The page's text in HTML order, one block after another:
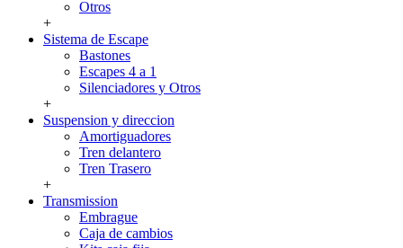
Otros
+
Sistema de Escape
Bastones
Escapes 4 a 1
Silenciadores y Otros
+
Suspension y direccion
Amortiguadores
Tren delantero
Tren Trasero
+
Transmission
Embrague
Caja de cambios